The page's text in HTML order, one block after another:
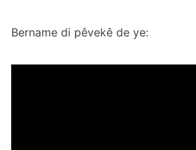
Bername di pêvekê de ye: